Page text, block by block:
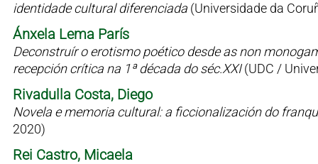
identidade cultural diferenciada (Universidade da
Ánxela Lema París
Deconstruír o erotismo poético desde as non
recepción crítica na 1ª década do séc.XXI(UDC /
Rivadulla Costa, Diego
Novela e memoria cultural: a ficcionalización do
2020)
Rei Castro, Micaela